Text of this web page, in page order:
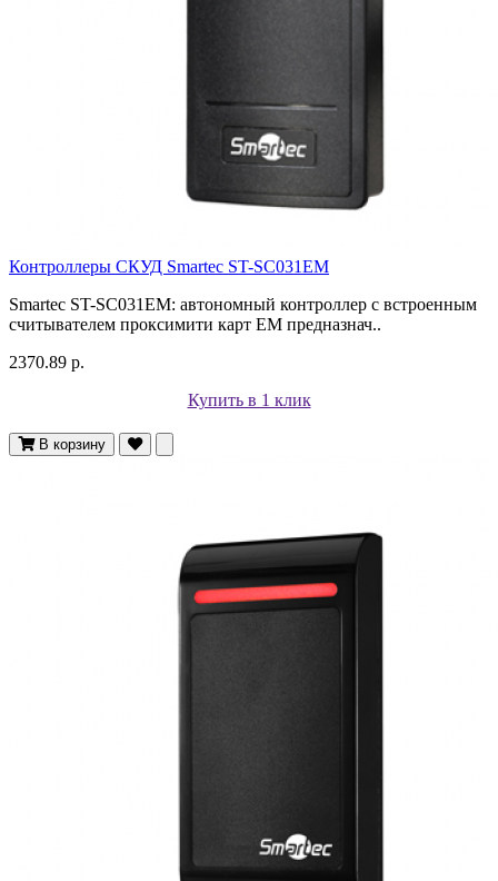
Контроллеры СКУД Smartec ST-SC031EM
Smartec ST-SC031EM: автономный контроллер с встроенным
считывателем проксимити карт EM предназнач..
2370.89 р.
Купить в 1 клик
В корзину